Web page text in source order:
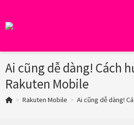
content
Ai cũng dễ dàng! Cách
Rakuten Mobile
> Rakuten Mobile > Ai cũng dễ dàng!